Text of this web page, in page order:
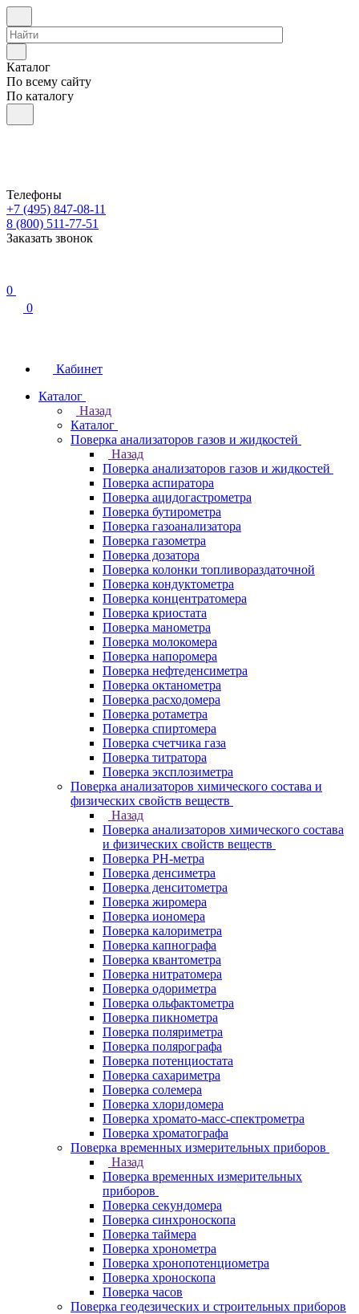
Каталог
По всему сайту
По каталогу
Телефоны
+7 (495) 847-08-11
8 (800) 511-77-51
Заказать звонок
0
0
Кабинет
Каталог
Назад
Каталог
Поверка анализаторов газов и жидкостей
Назад
Поверка анализаторов газов и жидкостей
Поверка аспиратора
Поверка ацидогастрометра
Поверка бутирометра
Поверка газоанализатора
Поверка газометра
Поверка дозатора
Поверка колонки топливораздаточной
Поверка кондуктометра
Поверка концентратомера
Поверка криостата
Поверка манометра
Поверка молокомера
Поверка напоромера
Поверка нефтеденсиметра
Поверка октанометра
Поверка расходомера
Поверка ротаметра
Поверка спиртомера
Поверка счетчика газа
Поверка титратора
Поверка эксплозиметра
Поверка анализаторов химического состава и
физических свойств веществ
Назад
Поверка анализаторов химического состава
и физических свойств веществ
Поверка PH-метра
Поверка денсиметра
Поверка денситометра
Поверка жиромера
Поверка иономера
Поверка калориметра
Поверка капнографа
Поверка квантометра
Поверка нитратомера
Поверка одориметра
Поверка ольфактометра
Поверка пикнометра
Поверка поляриметра
Поверка полярографа
Поверка потенциостата
Поверка сахариметра
Поверка солемера
Поверка хлоридомера
Поверка хромато-масс-спектрометра
Поверка хроматографа
Поверка временных измерительных приборов
Назад
Поверка временных измерительных
приборов
Поверка секундомера
Поверка синхроноскопа
Поверка таймера
Поверка хронометра
Поверка хронопотенциометра
Поверка хроноскопа
Поверка часов
Поверка геодезических и строительных приборов